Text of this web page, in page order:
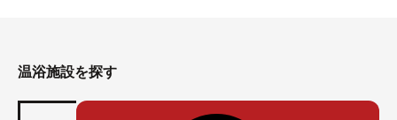
温浴施設を探す